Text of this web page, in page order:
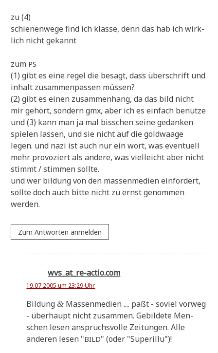
zu (4)
schie­nen­we­ge find ich klas­se, denn das hab ich wirk­
lich nicht gekannt
zum PS
(1) gibt es eine regel die besagt, dass über­schrift und
inhalt zusam­men­pas­sen müssen?
(2) gibt es einen zusam­men­hang, da das bild nicht
mir gehört, son­dern gmx, aber ich es ein­fach benutze
und (3) kann man ja mal biss­chen sei­ne gedan­ken
spie­len las­sen, und sie nicht auf die gold­waa­ge
legen. und nazi ist auch nur ein wort, was even­tu­ell
mehr pro­vo­ziert als ande­re, was viel­leicht aber nicht
stimmt / stim­men sollte.
und wer bil­dung von den mas­sen­me­di­en ein­for­dert,
soll­te doch auch bit­te nicht zu ernst genom­men
werden.
Zum Antworten anmelden
wvs_at_re-actio.com
19.07.2005 um 23:29 Uhr
Bil­dung& Mas­sen­me­di­en .... paßt - soviel vor­weg
- über­haupt nicht zusam­men. Gebil­de­te Men­
schen lesen anspruchs­vol­le Zei­tun­gen. Alle
ande­ren lesen "BILD" (oder "Superil­lu")!